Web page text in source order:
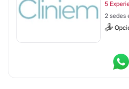
5
2 sedes